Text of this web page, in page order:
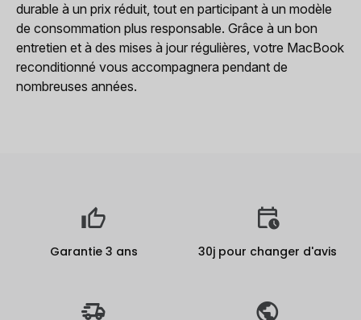
durable à un prix réduit, tout en participant à un modèle
de consommation plus responsable. Grâce à un bon
entretien et à des mises à jour régulières, votre MacBook
reconditionné vous accompagnera pendant de
nombreuses années.
Garantie 3 ans 30j pour changer d'avis